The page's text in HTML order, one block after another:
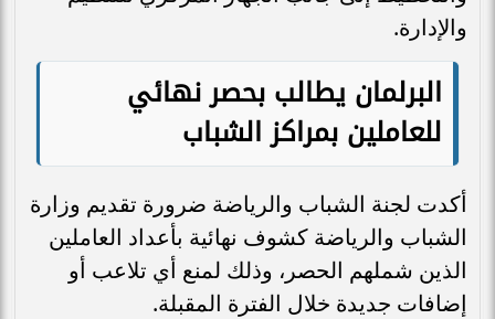
والإدارة.
البرلمان يطالب بحصر نهائي
للعاملين بمراكز الشباب
أكدت لجنة الشباب والرياضة ضرورة تقديم وزارة
الشباب والرياضة كشوف نهائية بأعداد العاملين
الذين شملهم الحصر، وذلك لمنع أي تلاعب أو
إضافات جديدة خلال الفترة المقبلة.